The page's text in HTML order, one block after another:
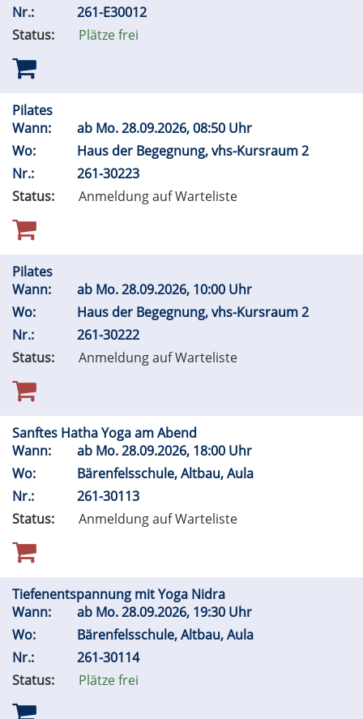
Nr.:
261-E30012
Status:
Plätze frei
Pilates
Wann:
ab Mo.28.09.2026, 08:50 Uhr
Wo:
Haus der Begegnung, vhs-Kursraum 2
Nr.:
261-30223
Status:
Anmeldung auf Warteliste
Pilates
Wann:
ab Mo.28.09.2026, 10:00 Uhr
Wo:
Haus der Begegnung, vhs-Kursraum 2
Nr.:
261-30222
Status:
Anmeldung auf Warteliste
Sanftes Hatha Yoga am Abend
Wann:
ab Mo.28.09.2026, 18:00 Uhr
Wo:
Bärenfelsschule, Altbau, Aula
Nr.:
261-30113
Status:
Anmeldung auf Warteliste
Tiefenentspannung mit Yoga Nidra
Wann:
ab Mo.28.09.2026, 19:30 Uhr
Wo:
Bärenfelsschule, Altbau, Aula
Nr.:
261-30114
Status:
Plätze frei